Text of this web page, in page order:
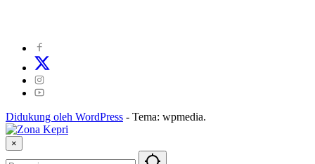
Didukung oleh WordPress - Tema: wpmedia.
×